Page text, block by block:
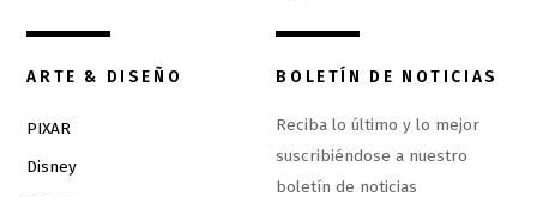
ARTE & DISEÑO
PIXAR
Disney
BOLETÍN DE NOTICIAS
Reciba lo último y lo mejor
suscribiéndose a nuestro
boletín de noticias